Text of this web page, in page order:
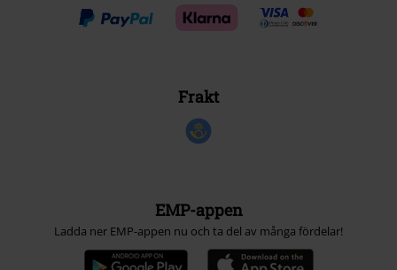
Frakt
EMP-appen
Ladda ner EMP-appen nu och ta del av många fördelar!